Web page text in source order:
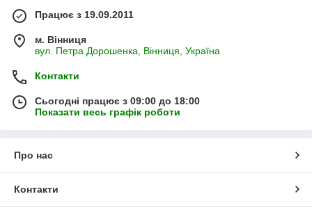
Працює з 19.09.2011
м. Вінниця
вул. Петра Дорошенка, Вінниця, Україна
Контакти
Сьогодні працює з 09:00 до 18:00
Показати весь графік роботи
Про нас
Контакти